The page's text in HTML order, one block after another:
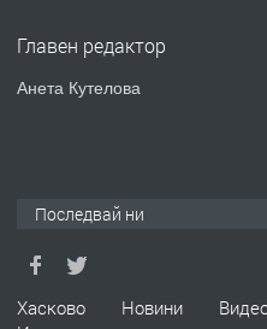
Главен редактор
Анета Кутелова
Последвай ни
Хасково Новини